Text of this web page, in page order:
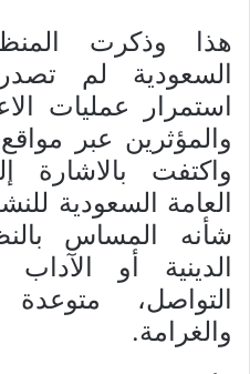
هذا وذكرت
السعودية لم
استمرار عمليات
والمؤثرين عبر
واكتفت بالاشارة
العامة السعودية
شأنه المساس
الدينية أو
التواصل،
والغرامة.